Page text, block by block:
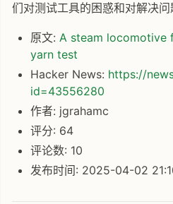
们对测试工具的困惑和对解决问
原文: A steam locomotive
yarn test
Hacker News: https://
id=43556280
作者: jgrahamc
评分: 64
评论数: 10
发布时间: 2025-04-02